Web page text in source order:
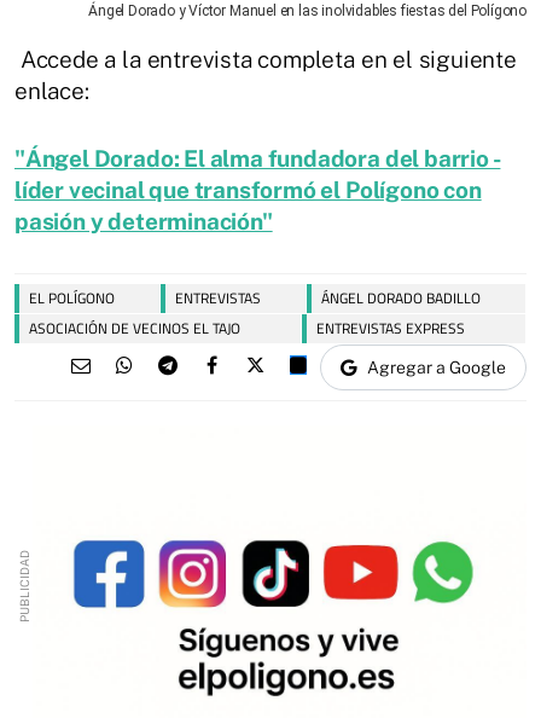
Ángel Dorado y Víctor Manuel en las inolvidables fiestas del Polígono
Accede a la entrevista completa en el siguiente
enlace:
"Ángel Dorado: El alma fundadora del barrio -
líder vecinal que transformó el Polígono con
pasión y determinación"
EL POLÍGONO ENTREVISTAS
ÁNGEL DORADO BADILLO
ASOCIACIÓN DE VECINOS EL TAJO
ENTREVISTAS EXPRESS
Agregar a Google